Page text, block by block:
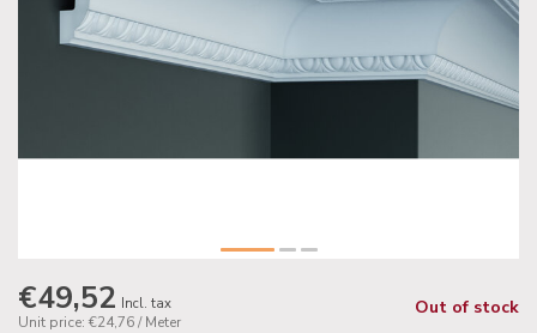
€49,52 Incl. tax
Unit price: €24,76 / Meter
Out of stock